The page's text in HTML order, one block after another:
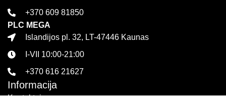
+370 609 81850
PLC MEGA
Islandijos pl. 32, LT-47446 Kaunas
I-VII 10:00-21:00
+370 616 21627
Informacija